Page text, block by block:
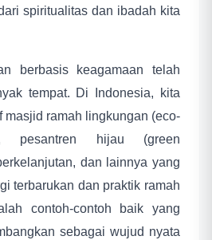
spiritualitas dan ibadah kita
berbasis keagamaan telah
tempat. Di Indonesia, kita
masjid ramah lingkungan (eco-
pesantren hijau (green
dan lainnya yang
terbarukan dan praktik ramah
contoh-contoh baik yang
sebagai wujud nyata